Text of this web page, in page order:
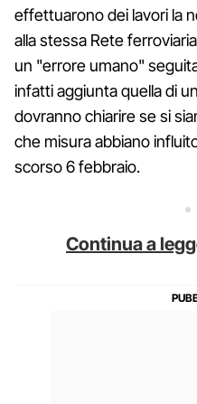
effettuarono dei lavori la
alla stessa Rete
un "errore umano"
infatti aggiunta quella di
dovranno chiarire se si
che misura abbiano
scorso 6 febbraio.
Continua a